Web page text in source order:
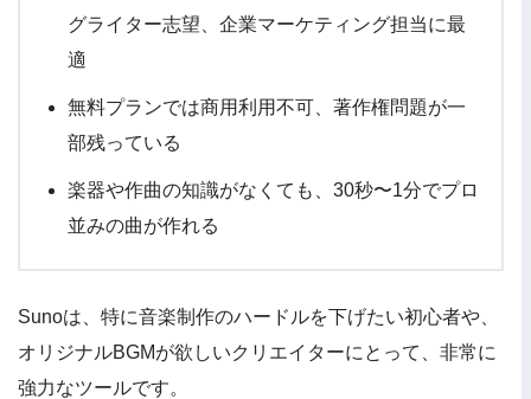
グライター志望、企業マーケティング担当に最
適
無料プランでは商用利用不可、著作権問題が一
部残っている
楽器や作曲の知識がなくても、30秒〜1分でプロ
並みの曲が作れる
Sunoは、特に音楽制作のハードルを下げたい初心者や、
オリジナルBGMが欲しいクリエイターにとって、非常に
強力なツールです。